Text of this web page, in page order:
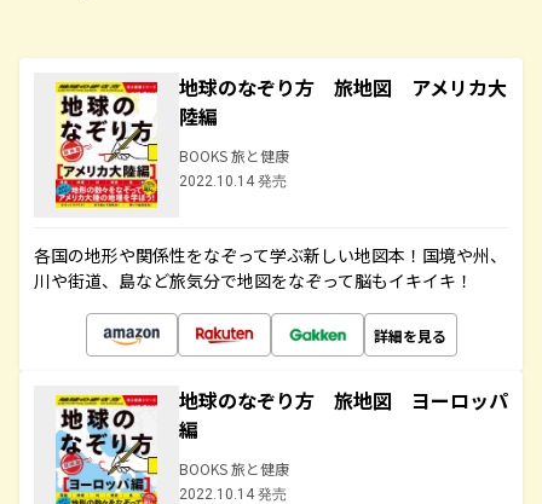
地球のなぞり方 旅地図 アメリカ大
陸編
BOOKS 旅と健康
2022.10.14 発売
各国の地形や関係性をなぞって学ぶ新しい地図本！国境や州、
川や街道、島など旅気分で地図をなぞって脳もイキイキ！
詳細を見る
地球のなぞり方 旅地図 ヨーロッパ
編
BOOKS 旅と健康
2022.10.14 発売